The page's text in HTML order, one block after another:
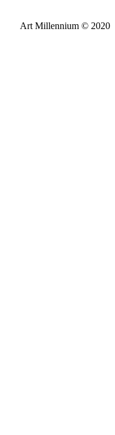
Art Millennium © 2020